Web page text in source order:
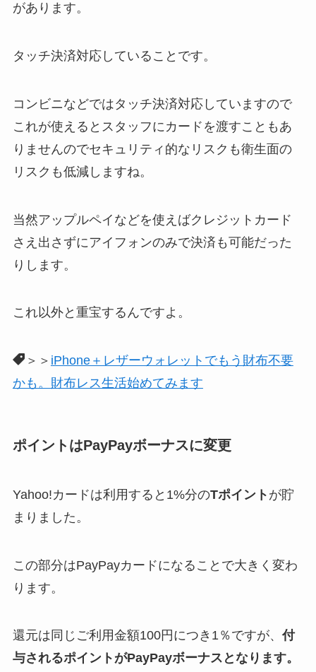
があります。
タッチ決済対応していることです。
コンビニなどではタッチ決済対応していますので
これが使えるとスタッフにカードを渡すこともあ
りませんのでセキュリティ的なリスクも衛生面の
リスクも低減しますね。
当然アップルペイなどを使えばクレジットカード
さえ出さずにアイフォンのみで決済も可能だった
りします。
これ以外と重宝するんですよ。
＞＞ iPhone＋レザーウォレットでもう財布不要
かも。財布レス生活始めてみます
ポイントはPayPayボーナスに変更
Yahoo!カードは利用すると1%分のTポイント が貯
まりました。
この部分はPayPayカードになることで大きく変わ
ります。
還元は同じご利用金額100円につき1％ですが、付
与されるポイントがPayPayボーナスとなります。